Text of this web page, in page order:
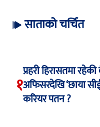
साताको चर्चित
१
प्रहरी हिरासतमा
अफिसरदेखि ‘छाया
करियर पतन ?